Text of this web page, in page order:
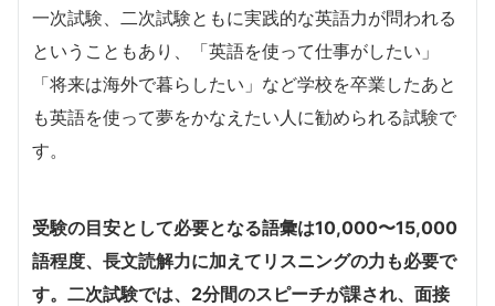
一次試験、二次試験ともに実践的な英語力が問われる
ということもあり、「英語を使って仕事がしたい」
「将来は海外で暮らしたい」など学校を卒業したあと
も英語を使って夢をかなえたい人に勧められる試験で
す。
受験の目安として必要となる語彙は10,000〜15,000
語程度、長文読解力に加えてリスニングの力も必要で
す。二次試験では、2分間のスピーチが課され、面接